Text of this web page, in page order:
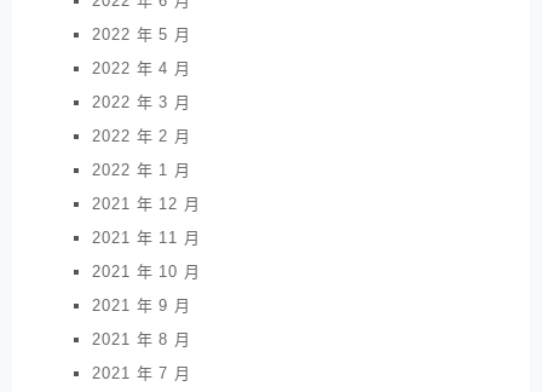
2022 年 5 月
2022 年 4 月
2022 年 3 月
2022 年 2 月
2022 年 1 月
2021 年 12 月
2021 年 11 月
2021 年 10 月
2021 年 9 月
2021 年 8 月
2021 年 7 月